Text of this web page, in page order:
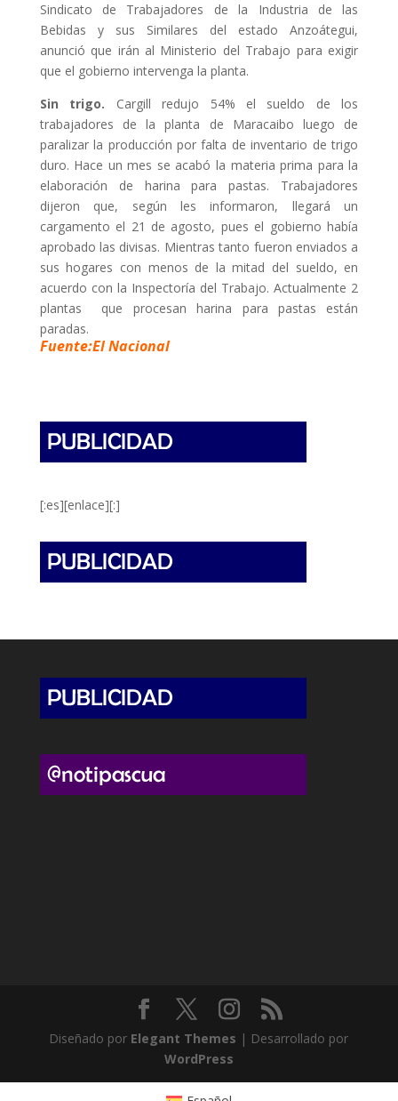
Sindicato de Trabajadores de la Industria de las
Bebidas y sus Similares del estado Anzoátegui,
anunció que irán al Ministerio del Trabajo para exigir
que el gobierno intervenga la planta.
Sin trigo. Cargill redujo 54% el sueldo de los
trabajadores de la planta de Maracaibo luego de
paralizar la producción por falta de inventario de trigo
duro. Hace un mes se acabó la materia prima para la
elaboración de harina para pastas. Trabajadores
dijeron que, según les informaron, llegará un
cargamento el 21 de agosto, pues el gobierno había
aprobado las divisas. Mientras tanto fueron enviados a
sus hogares con menos de la mitad del sueldo, en
acuerdo con la Inspectoría del Trabajo. Actualmente 2
plantas que procesan harina para pastas están
paradas.
Fuente:El Nacional
[:es][enlace][:]
Diseñado por Elegant Themes | Desarrollado por
WordPress